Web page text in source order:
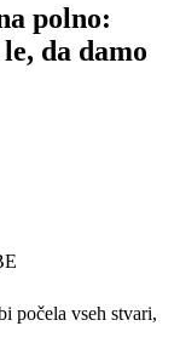
polno:
da damo
počela vseh stvari,